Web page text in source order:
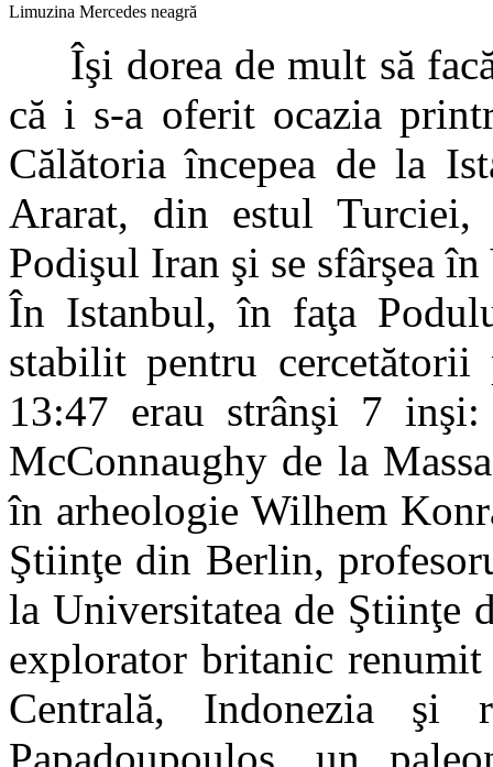
Limuzina Mercedes neagră
Îşi dorea de mult să
că i s-a oferit ocazia
Călătoria începea de la
Ararat, din estul Turciei,
Podişul Iran şi se sfârşea
În Istanbul, în faţa
stabilit pentru
13:47 erau strânşi 7
McConnaughy de la
în arheologie Wilhem
Ştiinţe din Berlin,
la Universitatea de Ştiinţe
explorator britanic
Centrală, Indonezia şi
Papadoupoulos, un